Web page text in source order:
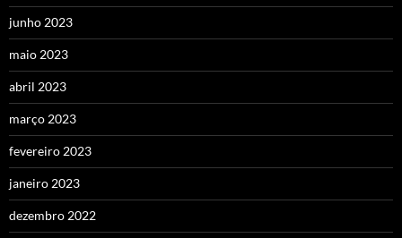
junho 2023
maio 2023
abril 2023
março 2023
fevereiro 2023
janeiro 2023
dezembro 2022